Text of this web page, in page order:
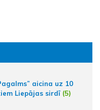
aicina uz 10
Liepājas sirdī (5)